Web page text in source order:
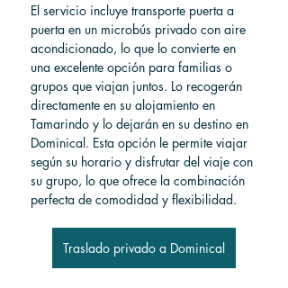
El servicio incluye transporte puerta a
puerta en un microbús privado con aire
acondicionado, lo que lo convierte en
una excelente opción para familias o
grupos que viajan juntos. Lo recogerán
directamente en su alojamiento en
Tamarindo y lo dejarán en su destino en
Dominical. Esta opción le permite viajar
según su horario y disfrutar del viaje con
su grupo, lo que ofrece la combinación
perfecta de comodidad y flexibilidad.
Traslado privado a Dominical